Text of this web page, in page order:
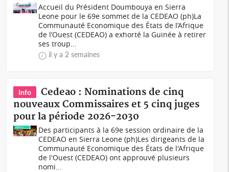
Accueil du Président Doumbouya en Sierra
Leone pour le 69e sommet de la CEDEAO (ph)La
Communauté Economique des États de l’Afrique
de l’Ouest (CEDEAO) a exhorté la Guinée à retirer
ses troup...
il y a 2 semaines
Info
Cedeao : Nominations de cinq
nouveaux Commissaires et 5 cinq juges
pour la période 2026-2030
Des participants à la 69e session ordinaire de la
CEDEAO en Sierra Leone (ph)Les dirigeants de la
Communauté Economique des États de l'Afrique
de l'Ouest (CEDEAO) ont approuvé plusieurs
nomi...